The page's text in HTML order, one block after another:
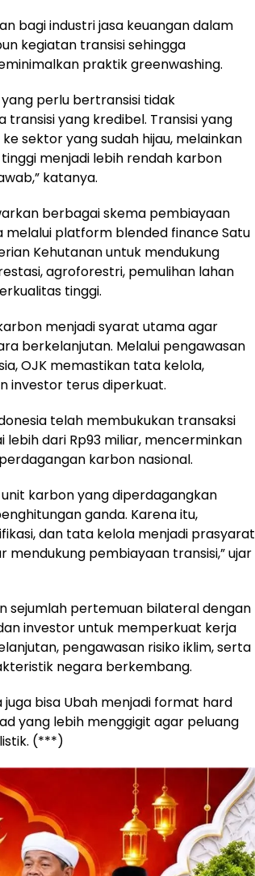
bagi industri jasa keuangan dalam
kegiatan transisi sehingga
praktik greenwashing.
perlu bertransisi tidak
yang kredibel. Transisi yang
sektor yang sudah hijau, melainkan
menjadi lebih rendah karbon
katanya.
berbagai skema pembiayaan
melalui platform blended finance Satu
Kehutanan untuk mendukung
agroforestri, pemulihan lahan
tinggi.
menjadi syarat utama agar
berkelanjutan. Melalui pengawasan
OJK memastikan tata kelola,
investor terus diperkuat.
telah membukukan transaksi
lebih dari Rp93 miliar, mencerminkan
karbon nasional.
karbon yang diperdagangkan
ganda. Karena itu,
dan tata kelola menjadi prasyarat
pembiayaan transisi,” ujar
sejumlah pertemuan bilateral dengan
investor untuk memperkuat kerja
pengawasan risiko iklim, serta
negara berkembang.
bisa Ubah menjadi format hard
yang lebih menggigit agar peluang
(***)